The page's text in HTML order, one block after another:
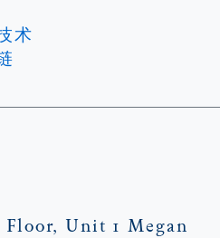
术
Unit 1 Megan